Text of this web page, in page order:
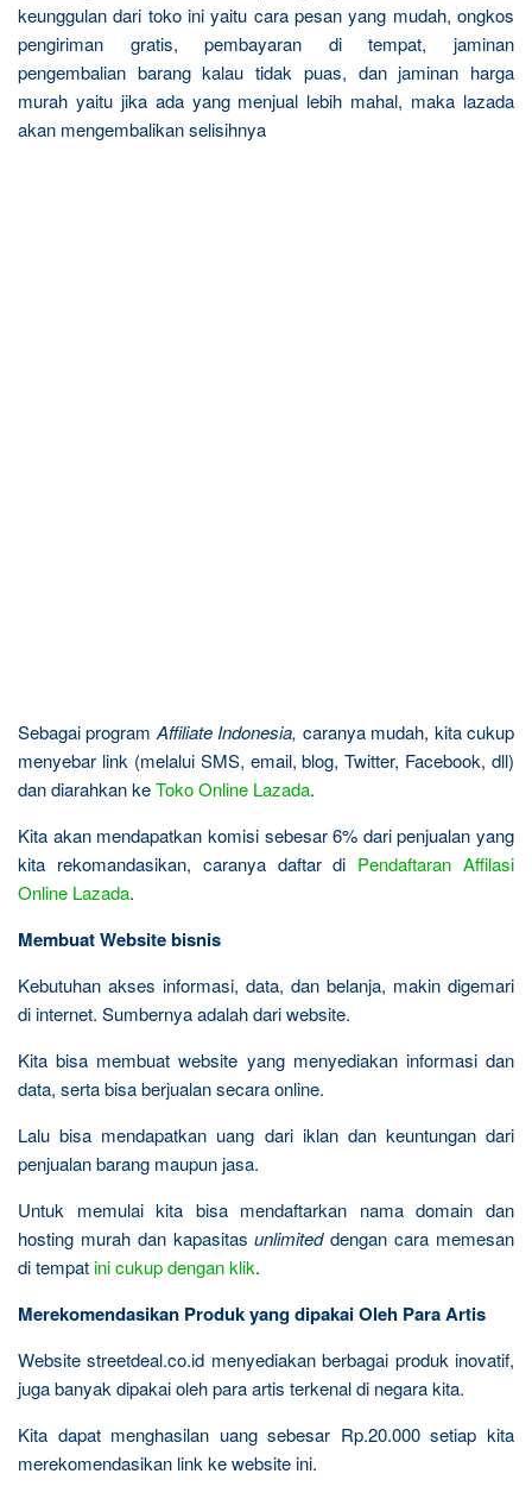
keunggulan dari toko ini yaitu cara pesan yang mudah, ongkos
pengiriman gratis, pembayaran di tempat, jaminan
pengembalian barang kalau tidak puas, dan jaminan harga
murah yaitu jika ada yang menjual lebih mahal, maka lazada
akan mengembalikan selisihnya
Sebagai program Affiliate Indonesia, caranya mudah, kita cukup
menyebar link (melalui SMS, email, blog, Twitter, Facebook, dll)
dan diarahkan keToko Online Lazada.
Kita akan mendapatkan komisi sebesar 6% dari penjualan yang
kita rekomandasikan, caranya daftar di Pendaftaran Affilasi
Online Lazada.
Membuat Website bisnis
Kebutuhan akses informasi, data, dan belanja, makin digemari
di internet. Sumbernya adalah dari website.
Kita bisa membuat website yang menyediakan informasi dan
data, serta bisa berjualan secara online.
Lalu bisa mendapatkan uang dari iklan dan keuntungan dari
penjualan barang maupun jasa.
Untuk memulai kita bisa mendaftarkan nama domain dan
hosting murah dan kapasitasunlimiteddengan cara memesan
di tempatini cukup dengan klik.
Merekomendasikan Produk yang dipakai Oleh Para Artis
Website streetdeal.co.id menyediakan berbagai produk inovatif,
juga banyak dipakai oleh para artis terkenal di negara kita.
Kita dapat menghasilan uang sebesar Rp.20.000 setiap kita
merekomendasikan link ke website ini.